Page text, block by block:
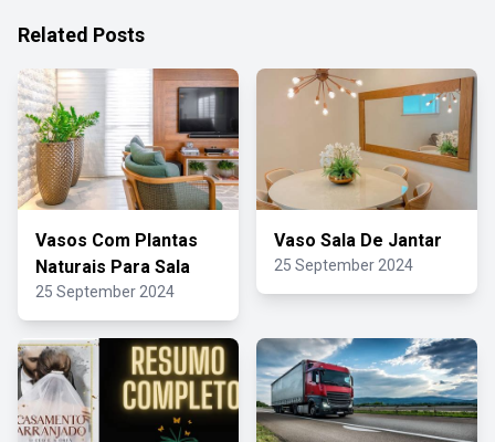
Related Posts
Vasos Com Plantas
Naturais Para Sala
25 September 2024
Vaso Sala De Jantar
25 September 2024